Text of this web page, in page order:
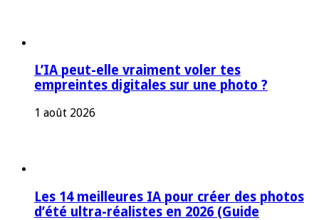
L’IA peut-elle vraiment voler tes
empreintes digitales sur une photo ?
1 août 2026
Les 14 meilleures IA pour créer des photos
d’été ultra-réalistes en 2026 (Guide